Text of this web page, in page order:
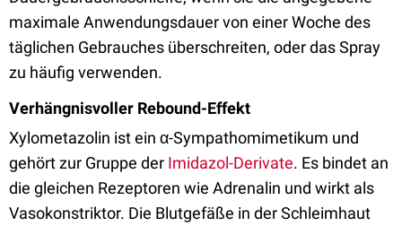
maximale Anwendungsdauer von einer Woche des
täglichen Gebrauches überschreiten, oder das Spray
zu häufig verwenden.
Verhängnisvoller Rebound-Effekt
Xylometazolin ist ein α-Sympathomimetikum und
gehört zur Gruppe der Imidazol-Derivate. Es bindet an
die gleichen Rezeptoren wie Adrenalin und wirkt als
Vasokonstriktor. Die Blutgefäße in der Schleimhaut